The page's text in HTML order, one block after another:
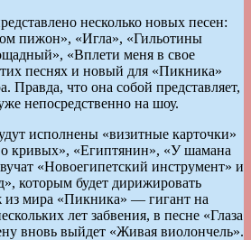
несколько новых песен:
пижон», «Игла», «Гильотины
«Вплети меня в свое
песнях и новый для «Пикника»
Правда, что она собой представляет,
непосредственно на шоу.
исполнены «визитные карточки»
кривых», «Египтянин», «У шамана
«Новоегипетский инструмент» и
которым будет дирижировать
из мира «Пикника» — гигант на
лет забвения, в песне «Глаза
вновь выйдет «Живая виолончель».